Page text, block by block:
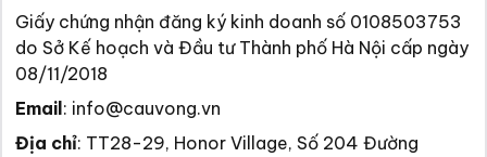
Giấy chứng nhận đăng ký kinh doanh số 0108503753
do Sở Kế hoạch và Đầu tư Thành phố Hà Nội cấp ngày
08/11/2018
Email : info@cauvong.vn
Địa chỉ: TT28-29, Honor Village, Số 204 Đường